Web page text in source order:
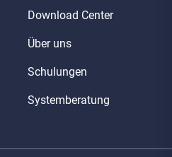
Download Center
Über uns
Schulungen
Systemberatung